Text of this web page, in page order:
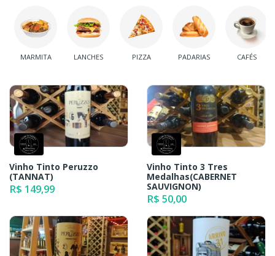
MARMITA LANCHES PIZZA PADARIAS CAFÉS
Vinho Tinto Peruzzo
(TANNAT)
R$ 149,99
Vinho Tinto 3 Tres
Medalhas(CABERNET
SAUVIGNON)
R$ 50,00